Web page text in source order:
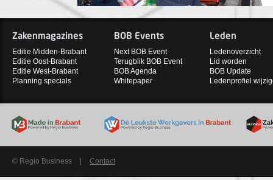
Zakenmagazines
Editie Midden-Brabant
Editie Oost-Brabant
Editie West-Brabant
Planning specials
BOB Events
Next BOB Event
Terugblik BOB Event
BOB Agenda
Whitepaper
Leden
Ledenoverzicht
Lid worden
BOB Update
Ledenprofiel
© Regio Business Contact